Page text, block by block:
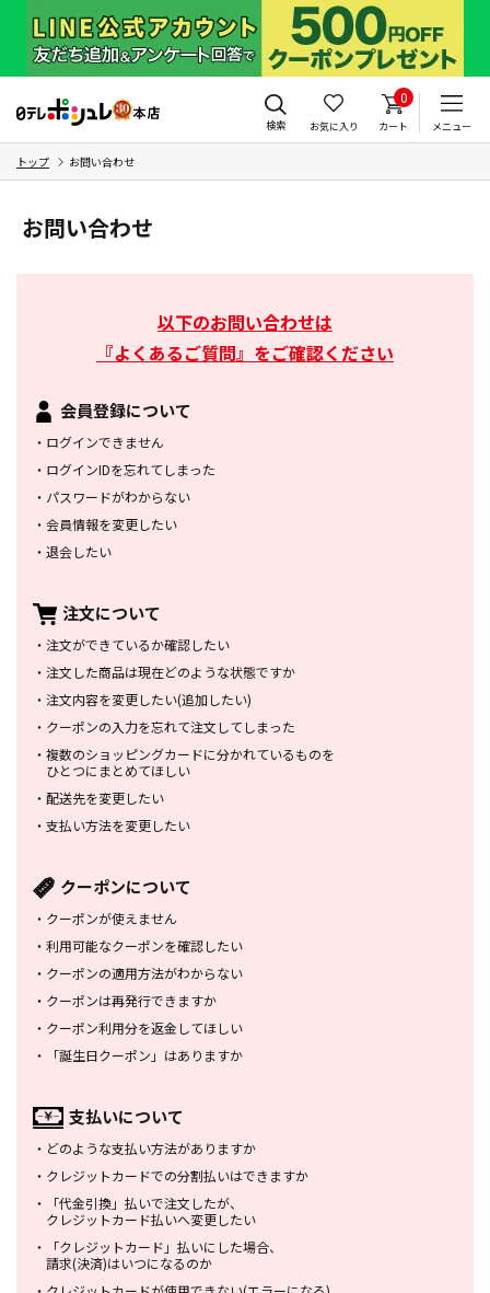
検索 お気に入り
0
カート メニュー
トップ お問い合わせ
お問い合わせ
以下のお問い合わせは
『よくあるご質問』をご確認ください
会員登録について
・ ログインできません
・ ログインIDを忘れてしまった
・ パスワードがわからない
・ 会員情報を変更したい
・ 退会したい
注文について
・ 注文ができているか確認したい
・ 注文した商品は現在どのような状態ですか
・ 注文内容を変更したい(追加したい)
・ クーポンの入力を忘れて注文してしまった
・ 複数のショッピングカードに分かれているものを
ひとつにまとめてほしい
・ 配送先を変更したい
・ 支払い方法を変更したい
クーポンについて
・ クーポンが使えません
・ 利用可能なクーポンを確認したい
・ クーポンの適用方法がわからない
・ クーポンは再発行できますか
・ クーポン利用分を返金してほしい
・
「誕生日クーポン」はありますか
支払いについて
・ どのような支払い方法がありますか
・ クレジットカードでの分割払いはできますか
・
「代金引換」払いで注文したが、
クレジットカード払いへ変更したい
・
「クレジットカード」払いにした場合、
請求(決済)はいつになるのか